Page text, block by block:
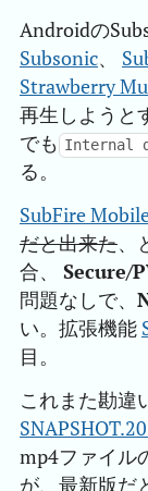
Androidの
Subsonic、
Strawberry
再生しようと
でも Internal
る。
SubFire
だと出来た、
合、 Secure/
問題なしで、
い。拡張機能
目。
これまた勘違
mp4ファイル
が、最新版だ